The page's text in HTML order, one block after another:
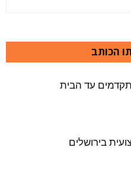
הכותב
עד הבית
בירושלים